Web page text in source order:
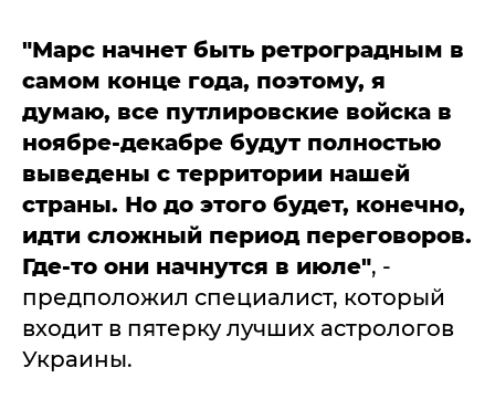
"Марс начнет быть ретроградным в
самом конце года, поэтому, я
думаю, все путлировские войска в
ноябре-декабре будут полностью
выведены с территории нашей
страны. Но до этого будет, конечно,
идти сложный период переговоров.
Где-то они начнутся в июле", -
предположил специалист, который
входит в пятерку лучших астрологов
Украины.